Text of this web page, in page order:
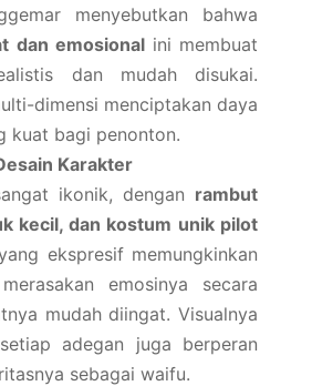
menyebutkan bahwa
dan emosionalini membuat
dan mudah disukai.
dimensi menciptakan daya
kuat bagi penonton.
Karakter
ikonik, dengan rambut
kecil, dan kostum unik pilot
ekspresif memungkinkan
emosinya secara
mudah diingat. Visualnya
adegan juga berperan
sebagai waifu.